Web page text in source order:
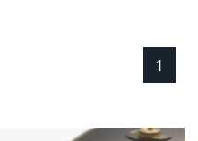
1